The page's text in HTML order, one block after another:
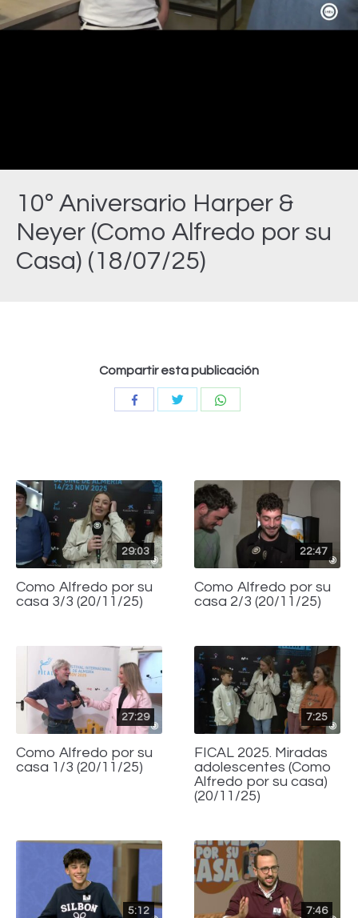
10º Aniversario Harper &
Neyer (Como Alfredo por su
Casa) (18/07/25)
Video
Compartir esta publicación
CompartirCompartir
29:03
Como Alfredo por su
casa 3/3 (20/11/25)
22:47
Como Alfredo por su
casa 2/3 (20/11/25)
27:29
Como Alfredo por su
casa 1/3 (20/11/25)
7:25
FICAL 2025. Miradas
adolescentes (Como
Alfredo por su casa)
(20/11/25)
5:12 7:46